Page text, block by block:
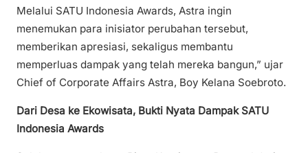
Melalui SATU Indonesia Awards, Astra ingin
menemukan para inisiator perubahan tersebut,
memberikan apresiasi, sekaligus membantu
memperluas dampak yang telah mereka bangun,” ujar
Chief of Corporate Affairs Astra, Boy Kelana Soebroto.
Dari Desa ke Ekowisata, Bukti Nyata Dampak SATU
Indonesia Awards